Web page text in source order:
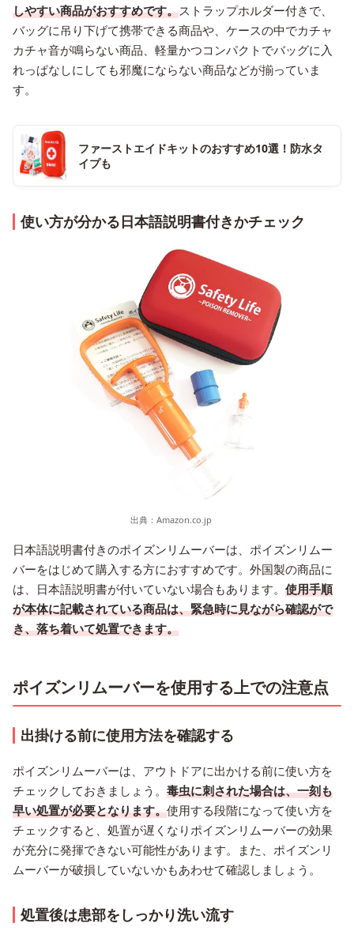
しやすい商品がおすすめです。ストラップホルダー付きで、
バッグに吊り下げて携帯できる商品や、ケースの中でカチャ
カチャ音が鳴らない商品、軽量かつコンパクトでバッグに入
れっぱなしにしても邪魔にならない商品などが揃っていま
す。
ファーストエイドキットのおすすめ10選！防水タ
イプも
使い方が分かる日本語説明書付きかチェック
出典： Amazon.co.jp
日本語説明書付きのポイズンリムーバーは、ポイズンリムー
バーをはじめて購入する方におすすめです。外国製の商品に
は、日本語説明書が付いていない場合もあります。 使用手順
が本体に記載されている商品は、緊急時に見ながら確認がで
き、落ち着いて処置できます。
ポイズンリムーバーを使用する上での注意点
出掛ける前に使用方法を確認する
ポイズンリムーバーは、アウトドアに出かける前に使い方を
チェックしておきましょう。 毒虫に刺された場合は、一刻も
早い処置が必要となります。使用する段階になって使い方を
チェックすると、処置が遅くなりポイズンリムーバーの効果
が充分に発揮できない可能性があります。また、ポイズンリ
ムーバーが破損していないかもあわせて確認しましょう。
処置後は患部をしっかり洗い流す